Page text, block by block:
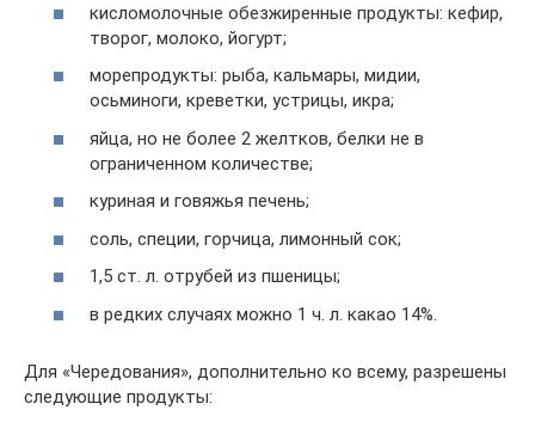
кисломолочные обезжиренные продукты: кефир,
творог, молоко, йогурт;
морепродукты: рыба, кальмары, мидии,
осьминоги, креветки, устрицы, икра;
яйца, но не более 2 желтков, белки не в
ограниченном количестве;
куриная и говяжья печень;
соль, специи, горчица, лимонный сок;
1,5 ст. л. отрубей из пшеницы;
в редких случаях можно 1 ч. л. какао 14%.
Для «Чередования», дополнительно ко всему, разрешены
следующие продукты: